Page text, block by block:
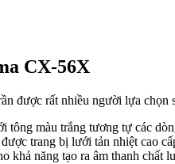
CX-56X
được rất nhiều người lựa
tông màu trắng tương tự các
trang bị lưới tản nhiệt cao
khả năng tạo ra âm thanh chất